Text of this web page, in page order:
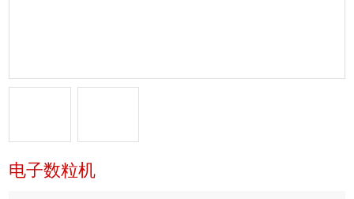
电子数粒机